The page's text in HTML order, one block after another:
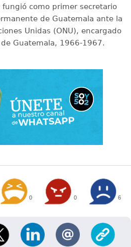
como primer secretario
de Guatemala ante la
Unidas (ONU), encargado
Guatemala, 1966-1967.
0 0 6